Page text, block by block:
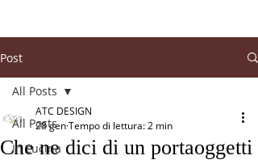
Post
All Posts
In cucina
All Posts
Che ne dici di un portaoggetti
ATC DESIGN
28 genTempo di lettura: 2 min